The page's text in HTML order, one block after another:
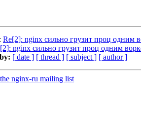
Re[2]: nginx сильно грузит проц одним
nginx сильно грузит проц одним
[ date ] [ thread ] [ subject ] [ author ]
nginx-ru mailing list